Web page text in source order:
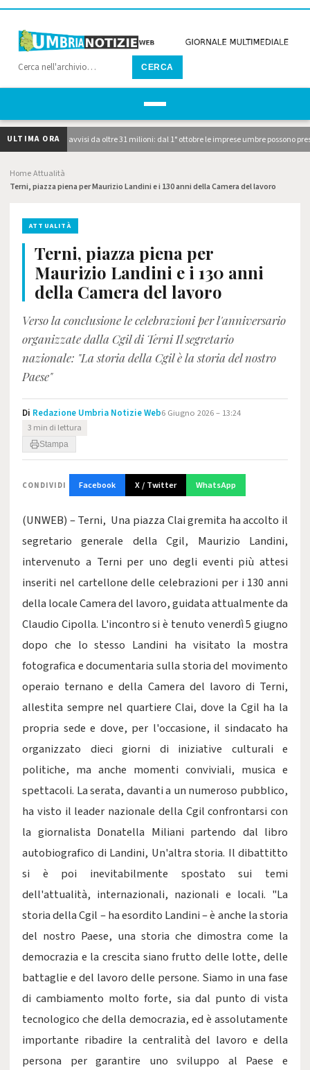
CERCA
ULTIMA ORA
i due avvisi da oltre 31 milioni: dal 1° ottobre le imprese umbre possono
HomeAttualità
Terni, piazza piena per Maurizio Landini e i 130 anni della Camera del lavoro
ATTUALITÀ
Terni, piazza piena per
Maurizio Landini e i 130 anni
della Camera del lavoro
Verso la conclusione le celebrazioni per l'anniversario
organizzate dalla Cgil di Terni Il segretario
nazionale: "La storia della Cgil è la storia del nostro
Paese"
Di Redazione Umbria Notizie Web6 Giugno 2026 – 13:24
3 min di lettura
Stampa
CONDIVIDI Facebook X / Twitter WhatsApp
(UNWEB) – Terni, Una piazza Clai gremita ha accolto il
segretario generale della Cgil, Maurizio Landini,
intervenuto a Terni per uno degli eventi più attesi
inseriti nel cartellone delle celebrazioni per i 130 anni
della locale Camera del lavoro, guidata attualmente da
Claudio Cipolla. L'incontro si è tenuto venerdì 5 giugno
dopo che lo stesso Landini ha visitato la mostra
fotografica e documentaria sulla storia del movimento
operaio ternano e della Camera del lavoro di Terni,
allestita sempre nel quartiere Clai, dove la Cgil ha la
propria sede e dove, per l'occasione, il sindacato ha
organizzato dieci giorni di iniziative culturali e
politiche, ma anche momenti conviviali, musica e
spettacoli. La serata, davanti a un numeroso pubblico,
ha visto il leader nazionale della Cgil confrontarsi con
la giornalista Donatella Miliani partendo dal libro
autobiografico di Landini, Un'altra storia. Il dibattitto
si è poi inevitabilmente spostato sui temi
dell'attualità, internazionali, nazionali e locali. "La
storia della Cgil – ha esordito Landini – è anche la storia
del nostro Paese, una storia che dimostra come la
democrazia e la crescita siano frutto delle lotte, delle
battaglie e del lavoro delle persone. Siamo in una fase
di cambiamento molto forte, sia dal punto di vista
tecnologico che della democrazia, ed è assolutamente
importante ribadire la centralità del lavoro e della
persona per garantire uno sviluppo al Paese e